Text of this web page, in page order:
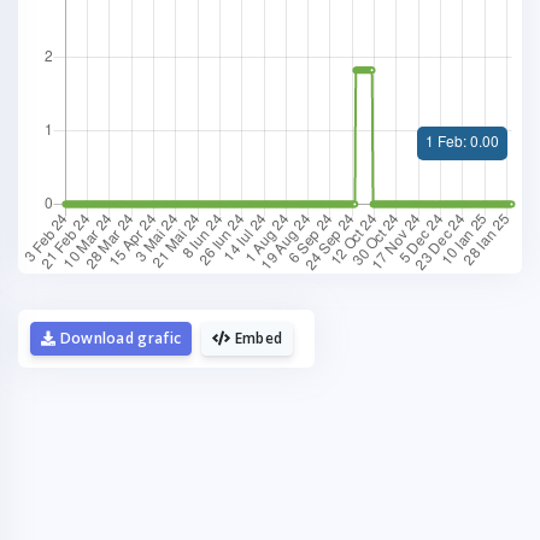
Embed
Download grafic
La fel cum tie iti plac graficele,